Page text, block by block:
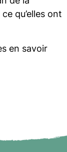
qu’elles ont
en savoir